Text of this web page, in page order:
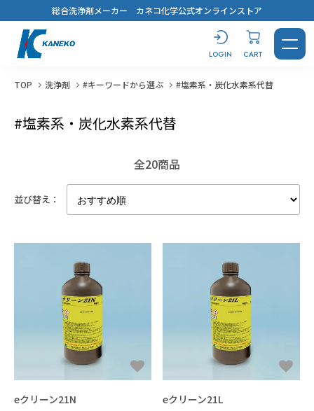
総合洗浄剤メーカー カネコ化学公式オンラインストア
CART
LOGIN
CONTACT LOGIN
すべてを見る
汚れから探す
鉱物油・加工油
シリコーンオイル
パーティクル・ほこり
水溶性加工油
フッ素オイル
未硬化樹脂
シリコーンオイル
その他
用途から探す
脱脂洗浄
乾燥・水切り
フラックス洗浄
設備洗浄
溶媒
キーワードから選ぶ
#コスト最優先！
#洗浄力・溶解力重視（油・樹脂汚れ
#洗浄力重視（水溶性・複合汚れ）
#消防法/有機則非該当
#法規制の少ないものを使いたい
溶解剤
すべてを見る
樹脂から選ぶ
エポキシ
シリコーン
ポリアミド・ナイロン
アクリル
用途から探す
樹脂溶解・膨潤・剥離・除去
接着・溶着
3Dプリンタースムージング
キーワードから選ぶ
#樹脂の種類がわからない
#耐溶剤性の低い樹脂への汎用品
機能性液体
すべてを見る
用途から探す
希釈剤 分散媒
冷媒・熱媒体
液浸冷却
キーワードから選ぶ
#Novecの代替を探している
#フロリナートの代替を探している
ブログ
見積書・請求書の発行について
新規登録
TOP 洗浄剤 #キーワードから選ぶ #塩素系・炭化水素系代替
#塩素系・炭化水素系代替
全20商品
並び替え：
eクリーン21N eクリーン21L